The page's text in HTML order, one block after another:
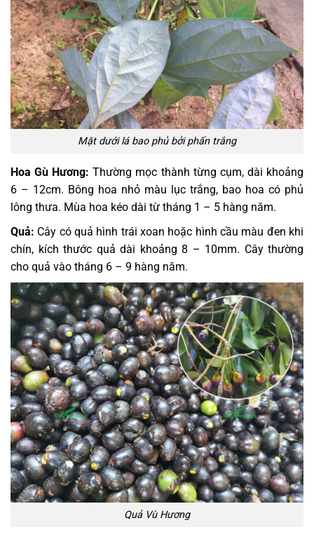
Mặt dưới lá bao phủ bởi phấn trắng
Hoa Gù Hương: Thường mọc thành từng cụm, dài khoảng
6 – 12cm. Bông hoa nhỏ màu lục trắng, bao hoa có phủ
lông thưa. Mùa hoa kéo dài từ tháng 1 – 5 hàng năm.
Quả: Cây có quả hình trái xoan hoặc hình cầu màu đen khi
chín, kích thước quả dài khoảng 8 – 10mm. Cây thường
cho quả vào tháng 6 – 9 hàng năm.
Quả Vù Hương